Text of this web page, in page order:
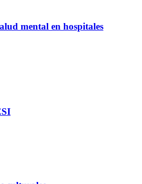
mental en hospitales